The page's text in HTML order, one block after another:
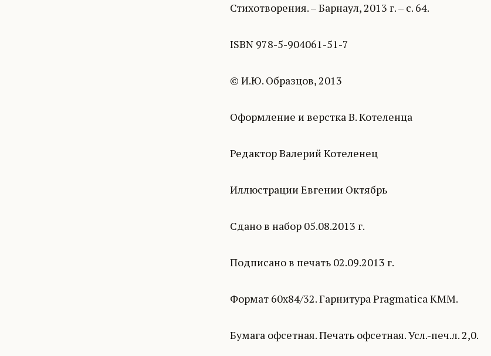
Стихотворения. – Барнаул, 2013 г. – с. 64.
ISBN 978-5-904061-51-7
© И.Ю. Образцов, 2013
Оформление и верстка В. Котеленца
Редактор Валерий Котеленец
Иллюстрации Евгении Октябрь
Сдано в набор 05.08.2013 г.
Подписано в печать 02.09.2013 г.
Формат 60х84/32. Гарнитура Pragmatica KMM.
Бумага офсетная. Печать офсетная. Усл.-печ.л. 2,0.